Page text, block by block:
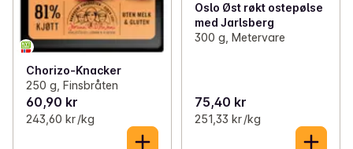
Chorizo-Knacker
250 g, Finsbråten
60,90 kr
243,60 kr /kg
Oslo Øst røkt ostepølse
med Jarlsberg
300 g, Metervare
75,40 kr
251,33 kr /kg